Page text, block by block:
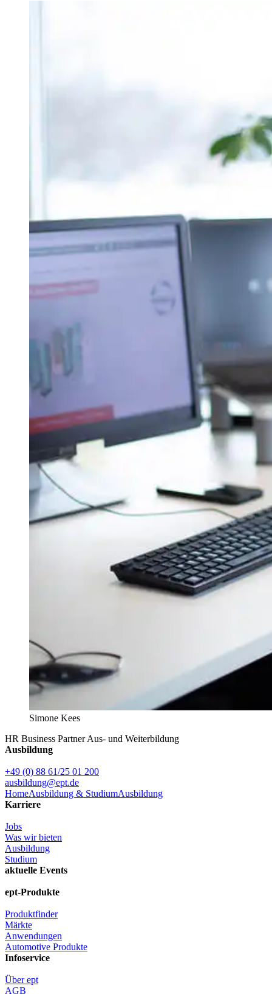
Simone Kees
HR Business Partner Aus- und Weiterbildung
Ausbildung
+49 (0) 88 61/25 01 200
ausbildung@ept.de
HomeAusbildung & StudiumAusbildung
Karriere
Jobs
Was wir bieten
Ausbildung
Studium
aktuelle Events
ept-Produkte
Produktfinder
Märkte
Anwendungen
Automotive Produkte
Infoservice
Über ept
AGB